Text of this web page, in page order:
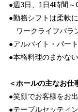
●週3日、1日4時間
●勤務シフトは柔軟
ワークライフバラ
●アルバイト・パー
●本格料理のまかな
＜ホールの主なお仕
●笑顔でお客様をお
●テーブルセッティ